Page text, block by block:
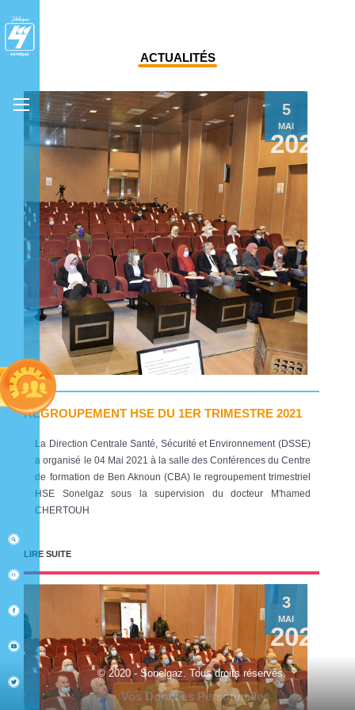
ACTUALITÉS
5
MAI
2021
REGROUPEMENT HSE DU 1ER TRIMESTRE 2021
La Direction Centrale Santé, Sécurité et Environnement (DSSE)
a organisé le 04 Mai 2021 à la salle des Conférences du Centre
de formation de Ben Aknoun (CBA) le regroupement trimestriel
HSE Sonelgaz sous la supervision du docteur M'hamed
CHERTOUH
LIRE SUITE
3
MAI
2021
© 2020 - Sonelgaz. Tous droits réservés.
Vos Données Personnelles